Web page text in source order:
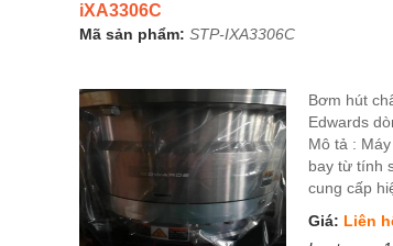
iXA3306C
Mã sản phẩm: STP-IXA3306C
Bơm hút
Edwards
Mô tả :
bay từ tính
cung cấp
Giá: Liên